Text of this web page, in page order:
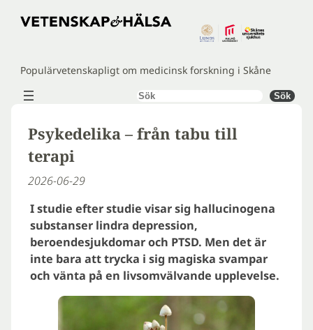
Hoppa
Populärvetenskapligt om medicinsk forskning i Skåne
Sök Sök
Psykedelika – från tabu till
terapi
2026-06-29
I studie efter studie visar sig hallucinogena
substanser lindra depression,
beroendesjukdomar och PTSD. Men det är
inte bara att trycka i sig magiska svampar
och vänta på en livsomvälvande upplevelse.